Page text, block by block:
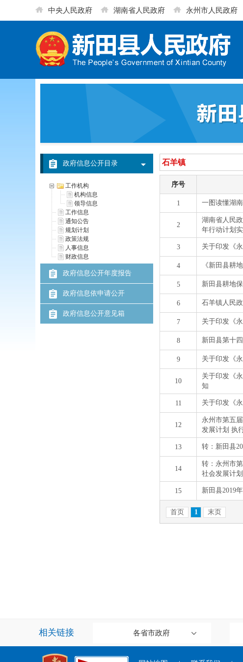
中央人民政府 湖南省人民政府 永州市人民政府
政府信息公开目录
工作机构
机构信息
领导信息
工作信息
通知公告
规划计划
政策法规
人事信息
财政信息
政府信息公开年度报告
政府信息依申请公开
政府信息公开意见箱
相关链接 各省市政府